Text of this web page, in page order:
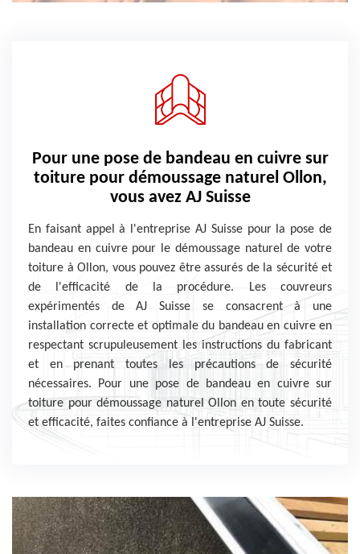
Pour une pose de bandeau en cuivre sur
toiture pour démoussage naturel Ollon,
vous avez AJ Suisse
En faisant appel à l'entreprise AJ Suisse pour la pose de
bandeau en cuivre pour le démoussage naturel de votre
toiture à Ollon, vous pouvez être assurés de la sécurité et
de l'efficacité de la procédure. Les couvreurs
expérimentés de AJ Suisse se consacrent à une
installation correcte et optimale du bandeau en cuivre en
respectant scrupuleusement les instructions du fabricant
et en prenant toutes les précautions de sécurité
nécessaires. Pour une pose de bandeau en cuivre sur
toiture pour démoussage naturel Ollon en toute sécurité
et efficacité, faites confiance à l'entreprise AJ Suisse.